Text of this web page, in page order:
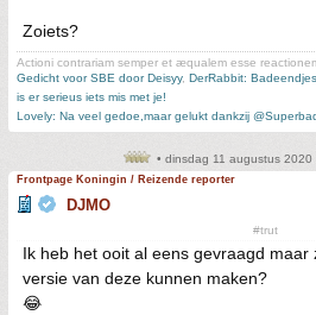
Zoiets?
Actioni contrariam semper et æqualem esse
Gedicht voor SBE door Deisyy, DerRabbit:
is er serieus iets mis met je!
Lovely: Na veel gedoe,maar gelukt dankzij
• dinsdag 11 augustus 2020
Frontpage Koningin / Reizende reporter
DJMO
#trut
Ik heb het ooit al eens gevraagd maar
versie van deze kunnen maken?
😂